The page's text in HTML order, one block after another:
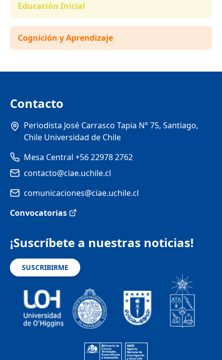
Educación Inicial
Cognición y Aprendizaje
Contacto
Periodista José Carrasco Tapia N° 75, Santiago,
Chile Universidad de Chile
Mesa Central +56 22978 2762
contacto@ciae.uchile.cl
comunicaciones@ciae.uchile.cl
Convocatorias
¡Suscríbete a nuestras noticias!
SUSCRIBIRME